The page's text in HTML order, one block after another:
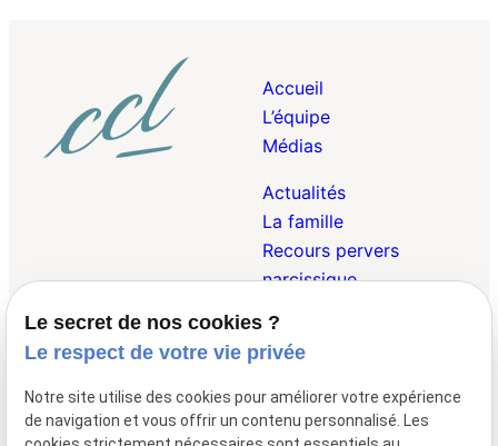
Accueil
L’équipe
Médias
Actualités
La famille
Recours pervers
narcissique
Droit Pénal de la
Famille
Droit Internationnal et
Le secret de nos cookies ?
Le respect de votre vie privée
Notre site utilise des cookies pour améliorer votre expérience
de navigation et vous offrir un contenu personnalisé. Les